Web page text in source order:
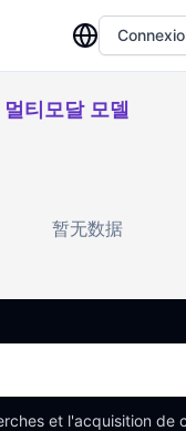
티모달 모델
暂无数据
et l'acquisition de